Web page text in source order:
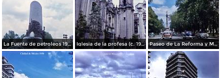
La Fuente de petroleos 1950. Iglesia de la profesa (c. 1950) Paseo de La Reforma y Mto a La Independencia 1950